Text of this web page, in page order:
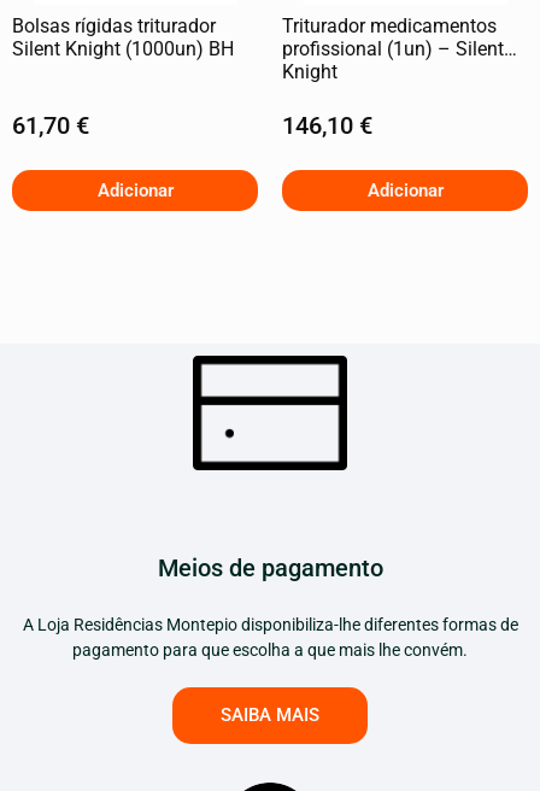
Bolsas rígidas triturador
Silent Knight (1000un) BH
61,70 €
Adicionar
Triturador medicamentos
profissional (1un) – Silent
Knight
146,10 €
Adicionar
Meios de pagamento
A Loja Residências Montepio disponibiliza-lhe diferentes formas de
pagamento para que escolha a que mais lhe convém.
SAIBA MAIS